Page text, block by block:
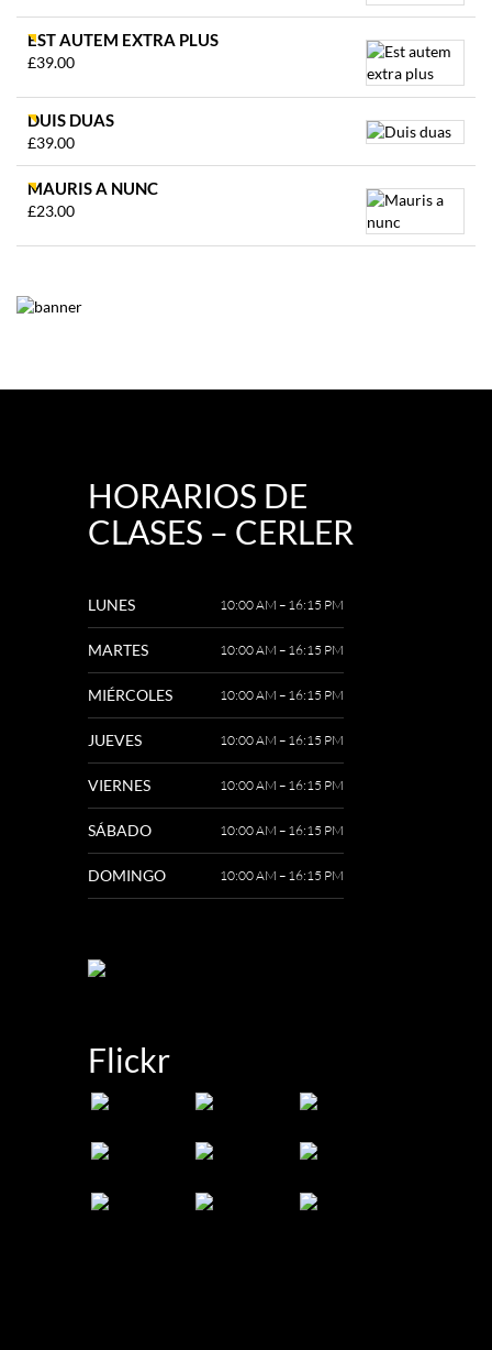
EST AUTEM EXTRA PLUS
£39.00
DUIS DUAS
£39.00
MAURIS A NUNC
£23.00
HORARIOS DE
CLASES – CERLER
LUNES 10:00 AM – 16:15 PM
MARTES 10:00 AM – 16:15 PM
MIÉRCOLES 10:00 AM – 16:15 PM
JUEVES 10:00 AM – 16:15 PM
VIERNES 10:00 AM – 16:15 PM
SÁBADO 10:00 AM – 16:15 PM
DOMINGO 10:00 AM – 16:15 PM
Flickr